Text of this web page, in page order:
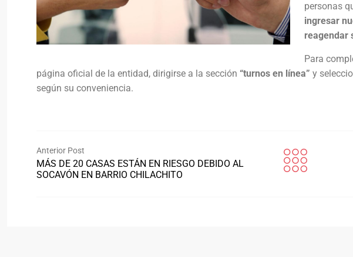
personas
ingresar
reagendar
Para
página oficial de la entidad, dirigirse a la sección “turnos en línea” y
según su conveniencia.
Anterior Post
MÁS DE 20 CASAS ESTÁN EN RIESGO DEBIDO AL
SOCAVÓN EN BARRIO CHILACHITO